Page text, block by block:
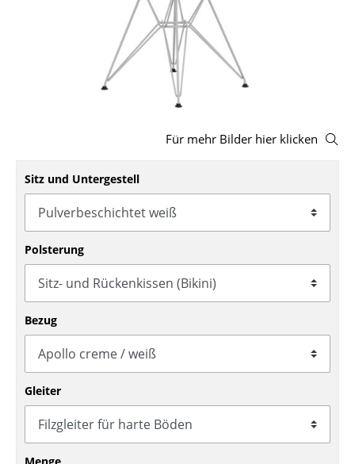
Bänke & Liegen
Schaukelstühle
Bürodrehstühle
Konferenzstühle
Bürosessel
Einzelteile
... alle Sitzmöbel
Tische
Esstische
Beistelltische
Für mehr Bilder hier klicken
Sitz und Untergestell
Polsterung
Bezug
Gleiter